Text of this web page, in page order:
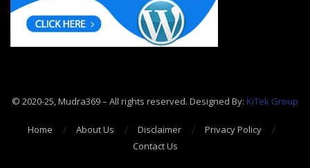
© 2020-25, Mudra369 – All rights reserved. Designed By: KiTek Group
Home About Us Disclaimer
Privacy Policy
Contact Us